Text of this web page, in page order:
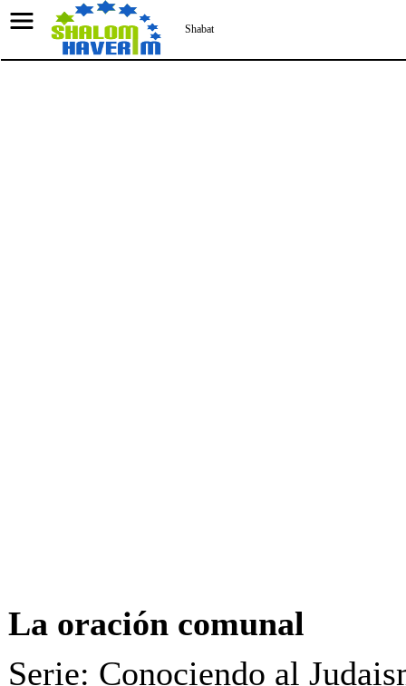
script async src="//pagead2.googlesyndication.com/pagead/js/
Celebracion de Shabat Shabat
NEW YORK
La oración comunal
Serie: Conociendo al